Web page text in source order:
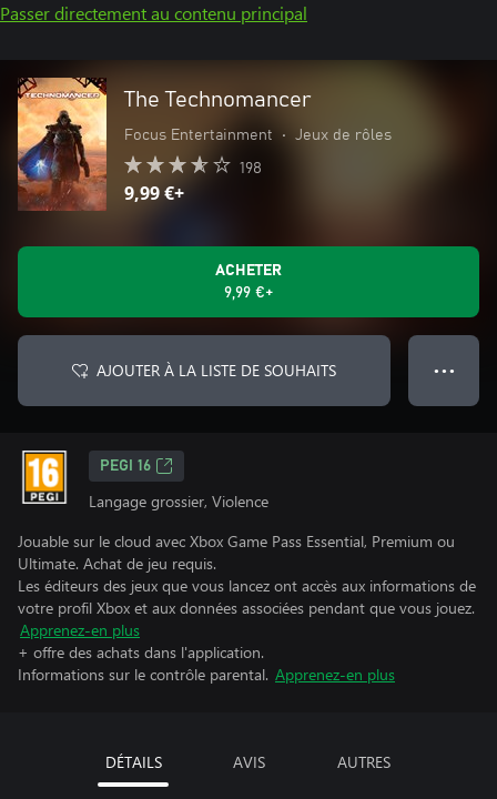
Passer directement au contenu principal
The Technomancer
Focus Entertainment • Jeux de rôles
198
9,99 €+
ACHETER
9,99 €+
AJOUTER À LA LISTE DE SOUHAITS ● ● ●
PEGI 16
Langage grossier, Violence
Jouable sur le cloud avec Xbox Game Pass Essential, Premium ou
Ultimate. Achat de jeu requis.
Les éditeurs des jeux que vous lancez ont accès aux informations de
votre profil Xbox et aux données associées pendant que vous jouez.
Apprenez-en plus
+ offre des achats dans l'application.
Informations sur le contrôle parental. Apprenez-en plus
DÉTAILS AVIS AUTRES